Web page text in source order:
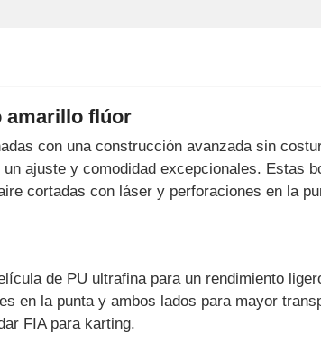
amarillo flúor
con una construcción avanzada sin
ajuste y comodidad excepcionales. Estas
cortadas con láser y perforaciones en la
de PU ultrafina para un rendimiento
en la punta y ambos lados para mayor
FIA para karting.